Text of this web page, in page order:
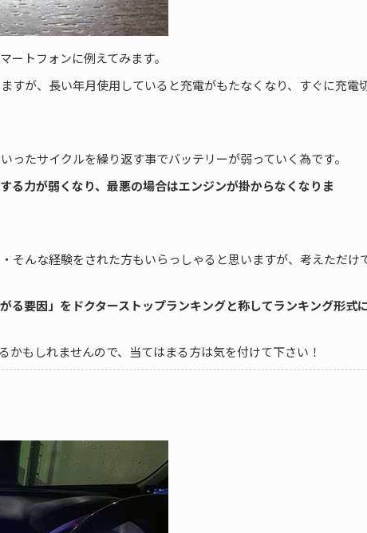
ートフォンに例えてみます。
すが、長い年月使用していると充電がもたなくなり、すぐに充電
たサイクルを繰り返す事でバッテリーが弱っていく為です。
る力が弱くなり、最悪の場合はエンジンが掛からなくなりま
そんな経験をされた方もいらっしゃると思いますが、考えただけ
る要因」をドクターストップランキングと称してランキング形式
もしれませんので、当てはまる方は気を付けて下さい！